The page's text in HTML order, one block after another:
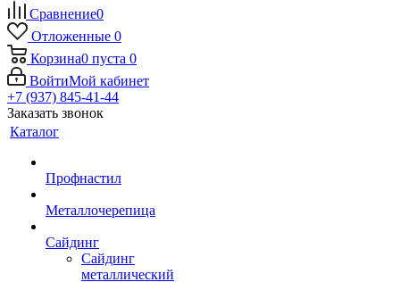
Сравнение0
Отложенные 0
Корзина0 пуста 0
ВойтиМой кабинет
+7 (937) 845-41-44
Заказать звонок
Каталог
Профнастил
Металлочерепица
Сайдинг
Сайдинг
металлический